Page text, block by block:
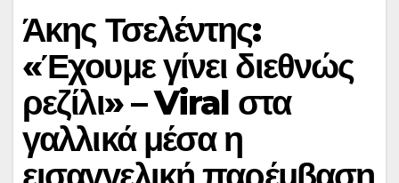
Άκης Τσελέντης:
«Έχουμε γίνει διεθνώς
ρεζίλι» – Viral στα
γαλλικά μέσα η